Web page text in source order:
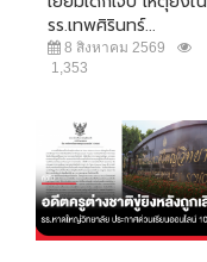
รร.เทพศิรินทร์...
8 สิงหาคม 2569
1,353